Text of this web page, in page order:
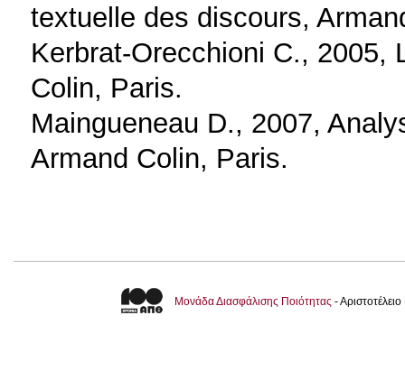
textuelle des discours,
Kerbrat-Orecchioni C., 2005,
Colin, Paris.
Maingueneau D., 2007,
Armand Colin, Paris.
Μονάδα Διασφάλισης Ποιότητας -